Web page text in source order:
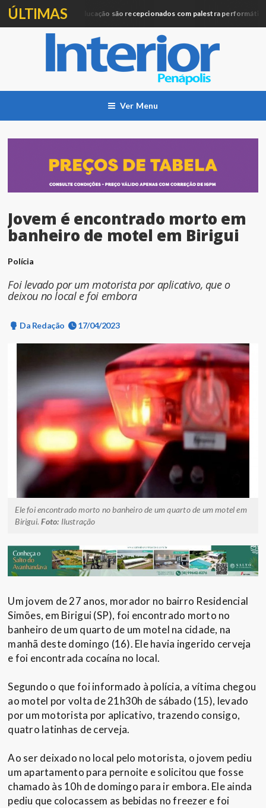
ÚLTIMAS
Profissionais da Educação são recepcionados com palestra performática
Ver Menu
Jovem é encontrado morto em
banheiro de motel em Birigui
Polícia
Foi levado por um motorista por aplicativo, que o
deixou no local e foi embora
Da Redação 17/04/2023
Ele foi encontrado morto no banheiro de um quarto de um motel em
Birigui.Foto: Ilustração
Um jovem de 27 anos, morador no bairro Residencial
Simões, em Birigui (SP), foi encontrado morto no
banheiro de um quarto de um motel na cidade, na
manhã deste domingo (16). Ele havia ingerido cerveja
e foi encontrada cocaína no local.
Segundo o que foi informado à polícia, a vítima chegou
ao motel por volta de 21h30h de sábado (15), levado
por um motorista por aplicativo, trazendo consigo,
quatro latinhas de cerveja.
Ao ser deixado no local pelo motorista, o jovem pediu
um apartamento para pernoite e solicitou que fosse
chamado às 10h de domingo para ir embora. Ele ainda
pediu que colocassem as bebidas no freezer e foi